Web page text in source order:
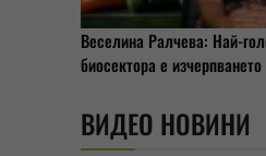
Веселина Ралчева: Най-
биосектора е
ВИДЕО НОВИНИ